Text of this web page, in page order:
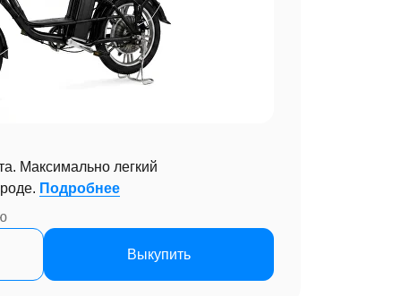
Максимально легкий
Подробнее
Выкупить